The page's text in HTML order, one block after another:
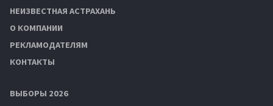
НЕИЗВЕСТНАЯ АСТРАХАНЬ
О КОМПАНИИ
РЕКЛАМОДАТЕЛЯМ
КОНТАКТЫ
ВЫБОРЫ 2026